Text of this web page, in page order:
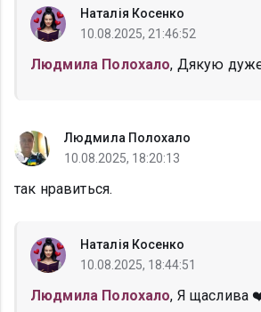
Наталія Косенко
10.08.2025, 21:46:52
Людмила Полохало, Дякую
Людмила Полохало
10.08.2025, 18:20:13
так нравиться.
Наталія Косенко
10.08.2025, 18:44:51
Людмила Полохало, Я щаслива